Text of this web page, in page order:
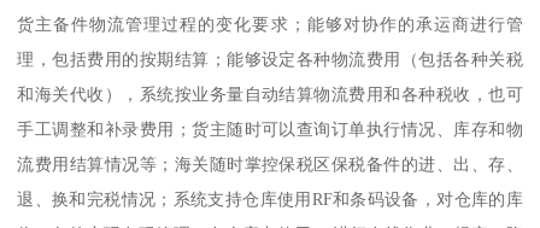
货主备件物流管理过程的变化要求；能够对协作的承运商进行管
理，包括费用的按期结算；能够设定各种物流费用（包括各种关税
和海关代收），系统按业务量自动结算物流费用和各种税收，也可
手工调整和补录费用；货主随时可以查询订单执行情况、库存和物
流费用结算情况等；海关随时掌控保税区保税备件的进、出、存、
退、换和完税情况；系统支持仓库使用RF和条码设备，对仓库的库